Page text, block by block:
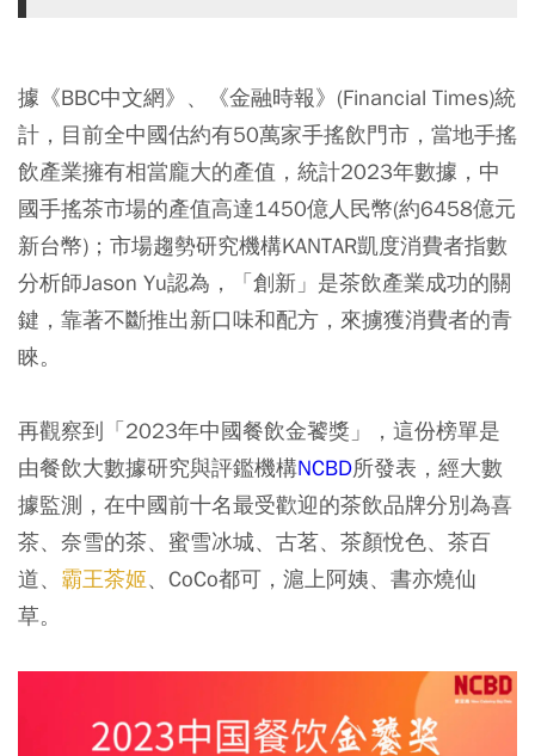
據《BBC中文網》、《金融時報》(Financial Times)統
計，目前全中國估約有50萬家手搖飲門市，當地手搖
飲產業擁有相當龐大的產值，統計2023年數據，中
國手搖茶市場的產值高達1450億人民幣(約6458億元
新台幣)；市場趨勢研究機構KANTAR凱度消費者指數
分析師Jason Yu認為，「創新」是茶飲產業成功的關
鍵，靠著不斷推出新口味和配方，來擄獲消費者的青
睞。
再觀察到「2023年中國餐飲金饕獎」，這份榜單是
由餐飲大數據研究與評鑑機構NCBD所發表，經大數
據監測，在中國前十名最受歡迎的茶飲品牌分別為喜
茶、奈雪的茶、蜜雪冰城、古茗、茶顏悅色、茶百
道、 霸王茶姬、CoCo都可，滬上阿姨、書亦燒仙
草。